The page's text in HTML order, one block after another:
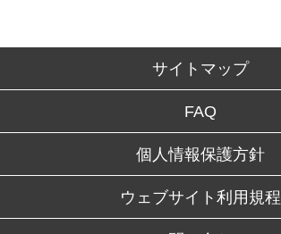
サイトマップ
FAQ
個人情報保護方針
ウェブサイト利用規程